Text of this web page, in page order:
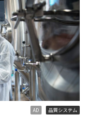
AD 品質システム